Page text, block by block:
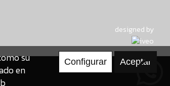
designed by
su
en